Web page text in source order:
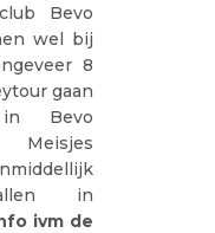
Bevo
wel bij
8
gaan
in Bevo
Meisjes
in
ivm de